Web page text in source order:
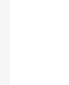
お問い合わせ・ご